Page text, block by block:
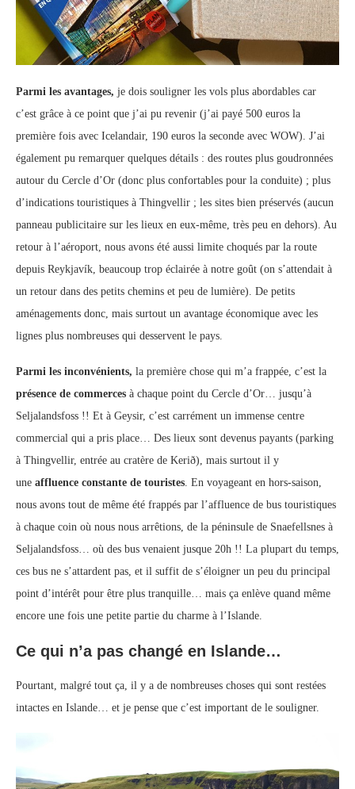
Parmi les avantages, je dois souligner les vols plus abordables car
c’est grâce à ce point que j’ai pu revenir (j’ai payé 500 euros la
première fois avec Icelandair, 190 euros la seconde avec WOW). J’ai
également pu remarquer quelques détails : des routes plus goudronnées
autour du Cercle d’Or (donc plus confortables pour la conduite) ; plus
d’indications touristiques à Thingvellir ; les sites bien préservés (aucun
panneau publicitaire sur les lieux en eux-même, très peu en dehors). Au
retour à l’aéroport, nous avons été aussi limite choqués par la route
depuis Reykjavík, beaucoup trop éclairée à notre goût (on s’attendait à
un retour dans des petits chemins et peu de lumière). De petits
aménagements donc, mais surtout un avantage économique avec les
lignes plus nombreuses qui desservent le pays.
Parmi les inconvénients, la première chose qui m’a frappée, c’est la
présence de commerces à chaque point du Cercle d’Or… jusqu’à
Seljalandsfoss !! Et à Geysir, c’est carrément un immense centre
commercial qui a pris place… Des lieux sont devenus payants (parking
à Thingvellir, entrée au cratère de Kerið), mais surtout il y
une affluence constante de touristes . En voyageant en hors-saison,
nous avons tout de même été frappés par l’affluence de bus touristiques
à chaque coin où nous nous arrêtions, de la péninsule de Snaefellsnes à
Seljalandsfoss… où des bus venaient jusque 20h !! La plupart du temps,
ces bus ne s’attardent pas, et il suffit de s’éloigner un peu du principal
point d’intérêt pour être plus tranquille… mais ça enlève quand même
encore une fois une petite partie du charme à l’Islande.
Ce qui n’a pas changé en Islande…
Pourtant, malgré tout ça, il y a de nombreuses choses qui sont restées
intactes en Islande… et je pense que c’est important de le souligner.